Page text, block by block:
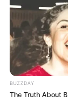
können
werden.
Wir freuen uns
Ausflugszielen
BUZZDAY
The Truth About